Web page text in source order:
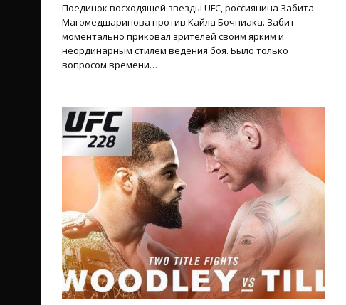
Поединок восходящей звезды UFC, россиянина Забита
Магомедшарипова против Кайла Бочниака. Забит
моментально приковал зрителей своим ярким и
неординарным стилем ведения боя. Было только
вопросом времени…